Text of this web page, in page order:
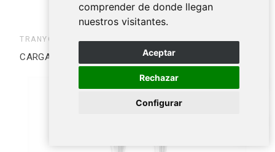
comprender de donde llegan
nuestros visitantes.
Aceptar
Rechazar
Configurar
TRANYOO
CARGADOR EU8 GAN USB-C 120W